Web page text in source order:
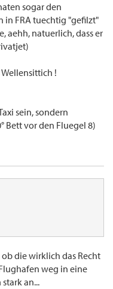
sogar den
in FRA tuechtig "gefilzt"
aehh, natuerlich, dass er
!
sein, sondern
Bett vor den Fluegel 8)
ob die wirklich das Recht
weg in eine
an...